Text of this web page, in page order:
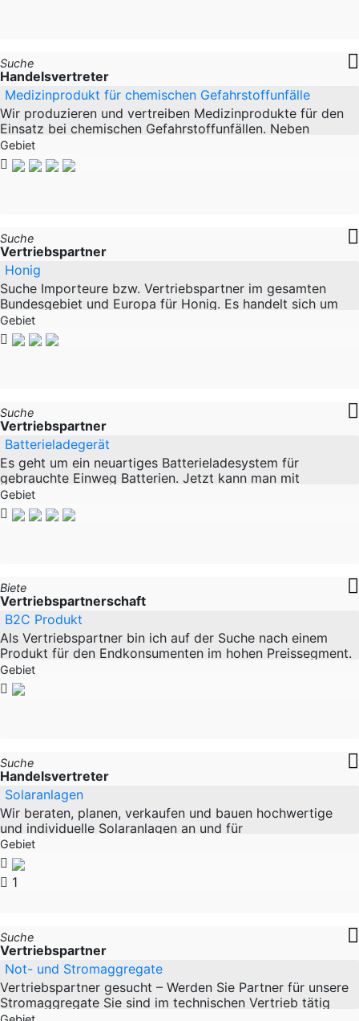
Suche
Handelsvertreter
Medizinprodukt für chemischen Gefahrstoffunfälle
Wir produzieren und vertreiben Medizinprodukte für den
Einsatz bei chemischen Gefahrstoffunfällen. Neben
namhaften Unternehmen setzen auch viele Feuerwehren
Gebiet
Suche
Vertriebspartner
Honig
Suche Importeure bzw. Vertriebspartner im gesamten
Bundesgebiet und Europa für Honig. Es handelt sich um
eine brandneue
Gebiet
Suche
Vertriebspartner
Batterieladegerät
Es geht um ein neuartiges Batterieladesystem für
gebrauchte Einweg Batterien. Jetzt kann man mit
gebrauchten Batterien sogar gebrauchte Batterien
Gebiet
Biete
Vertriebspartnerschaft
B2C Produkt
Als Vertriebspartner bin ich auf der Suche nach einem
Produkt für den Endkonsumenten im hohen Preissegment.
Das Produkt sollte einen Mehrwert bringen und
Gebiet
Suche
Handelsvertreter
Solaranlagen
Wir beraten, planen, verkaufen und bauen hochwertige
und individuelle Solaranlagen an und für
Immobilieneigentümer und kleine bis mittlere
Gewerbebetriebe.
Gebiet
1
Suche
Vertriebspartner
Not- und Stromaggregate
Vertriebspartner gesucht – Werden Sie Partner für unsere
Stromaggregate Sie sind im technischen Vertrieb tätig